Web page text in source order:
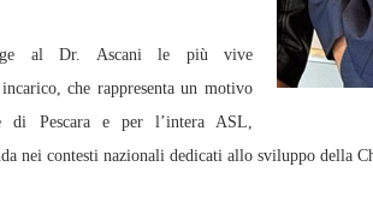
al Dr. Ascani le più vive
che rappresenta un motivo
di Pescara e per l’intera ASL,
nei contesti nazionali dedicati allo sviluppo della